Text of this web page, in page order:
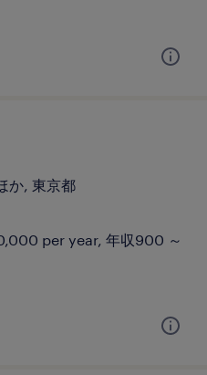
か, 東京都
per year, 年収900 ～